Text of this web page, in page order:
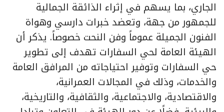
الجاري، بما يسهم في إثراء الذائقة الجمالية
للجمهور من جهة، وتعضد خبرات دارسي وهواة
الفنون الجميلة عموماً وفن النحت خصوصاً. يذكر أن
الهيئة العامة لحي السفارات تهدف إلى تطوير
حي السفارات وتوفير احتياجاته من المرافق العامة
والخدمات، وذلك في المجالات العمرانية،
والاقتصادية، والاجتماعية، والثقافية، والتاريخية،